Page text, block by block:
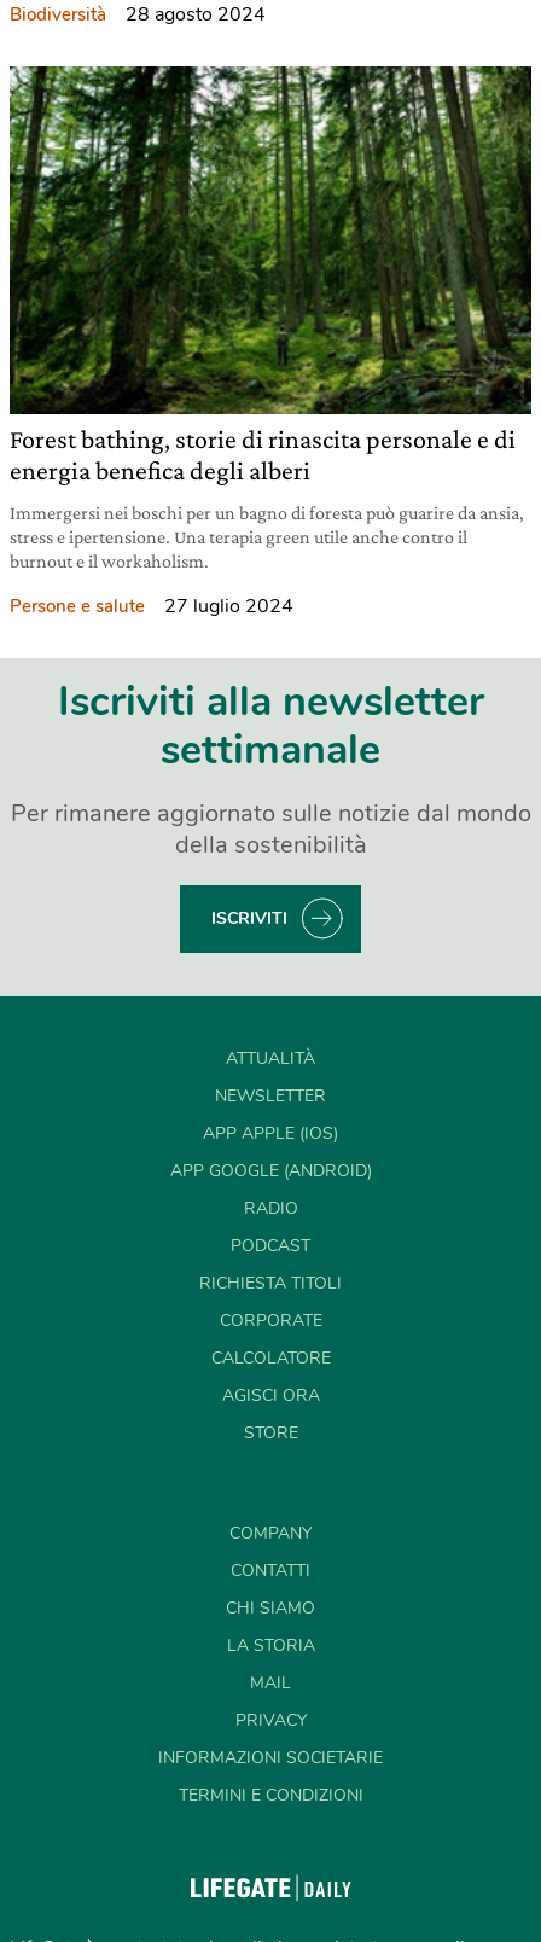
Biodiversità 28 agosto 2024
Forest bathing, storie di rinascita personale e di
energia benefica degli alberi
Immergersi nei boschi per un bagno di foresta può guarire da ansia,
stress e ipertensione. Una terapia green utile anche contro il
burnout e il workaholism.
Persone e salute 27 luglio 2024
Iscriviti alla newsletter
settimanale
Per rimanere aggiornato sulle notizie dal mondo
della sostenibilità
ISCRIVITI
ATTUALITÀ
NEWSLETTER
APP APPLE (IOS)
APP GOOGLE (ANDROID)
RADIO
PODCAST
RICHIESTA TITOLI
CORPORATE
CALCOLATORE
AGISCI ORA
STORE
COMPANY
CONTATTI
CHI SIAMO
LA STORIA
MAIL
PRIVACY
INFORMAZIONI SOCIETARIE
TERMINI E CONDIZIONI